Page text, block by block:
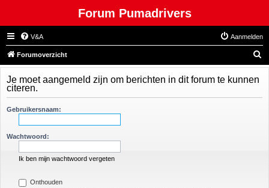
Forum Pumadrivers
V&A Aanmelden
Forumoverzicht
o
Je moet aangemeld zijn om berichten in dit forum te kunnen
citeren.
Gebruikersnaam:
Wachtwoord:
Ik ben mijn wachtwoord vergeten
Onthouden